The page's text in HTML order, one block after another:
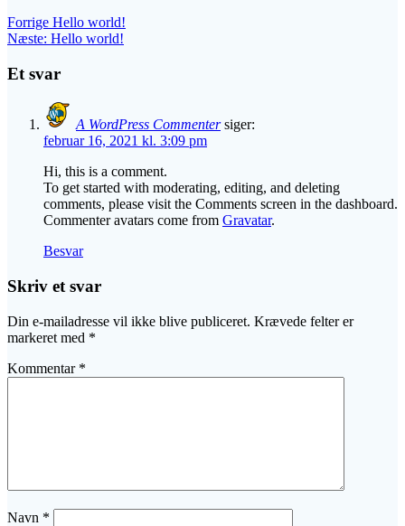
Indlægsnavigation
Forrige Forrige
indlæg:
Hello world!
Næste: Næste
Hello world!
Et svar
A WordPress Commenter siger:
februar 16, 2021 kl. 3:09 pm
Hi, this is a comment.
To get started with moderating, editing, and deleting
comments, please visit the Comments screen in the dashboard.
Commenter avatars come from Gravatar.
Besvar
Skriv et svar
Din e-mailadresse vil ikke blive publiceret. Krævede felter er
markeret med *
Kommentar *
Navn *